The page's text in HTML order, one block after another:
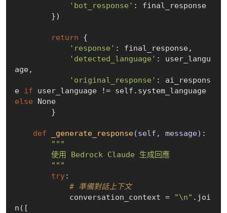
'bot_response' : final_response
return {
'response' : final_response,
'detected_language' : user_langu
age,
'original_response' : ai_respons
e if
user_language != self.system_language
else
None
def _generate_response(self, message) :
"""
        """
try:
# 準備對話上下文
            conversation_context =
"\n" .joi
n([